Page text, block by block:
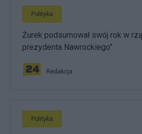
Polityka
Żurek podsumował swój rok w
prezydenta Nawrockiego"
Redakcja
Polityka